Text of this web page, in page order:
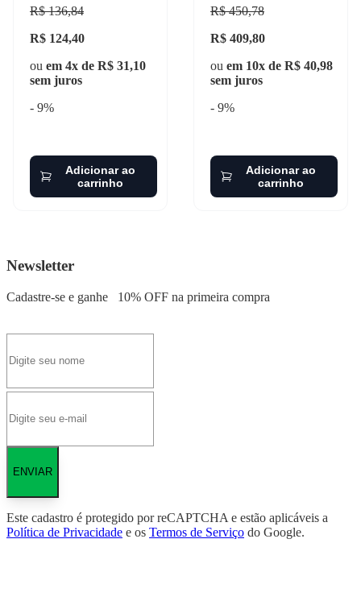
R$ 136,84
R$ 124,40
ou em 4x de R$ 31,10
sem juros
- 9%
Adicionar ao
carrinho
z.m. - 2-485
R$ 450,78
R$ 409,80
ou em 10x de R$ 40,98
sem juros
- 9%
Adicionar ao
carrinho
Newsletter
Cadastre-se e ganhe 10% OFF na primeira compra
ENVIAR
Este cadastro é protegido por reCAPTCHA e estão aplicáveis a
Política de Privacidade e os Termos de Serviço do Google.